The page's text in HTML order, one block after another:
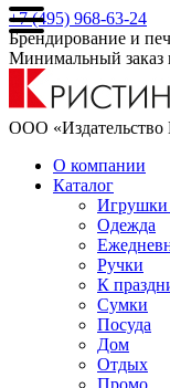
+7 (495) 968-63-24
Брендирование и
Минимальный заказ
ООО «Издательство
О компании
Каталог
Игрушки
Одежда
Ручки
К
Сумки
Посуда
Дом
Отдых